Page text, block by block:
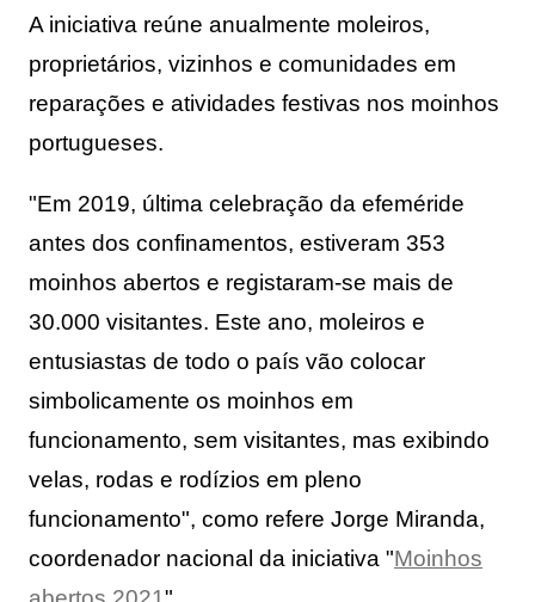
A iniciativa reúne anualmente moleiros,
proprietários, vizinhos e comunidades em
reparações e atividades festivas nos moinhos
portugueses.
"Em 2019, última celebração da efeméride
antes dos confinamentos, estiveram 353
moinhos abertos e registaram-se mais de
30.000 visitantes. Este ano, moleiros e
entusiastas de todo o país vão colocar
simbolicamente os moinhos em
funcionamento, sem visitantes, mas exibindo
velas, rodas e rodízios em pleno
funcionamento", como refere Jorge Miranda,
coordenador nacional da iniciativa "Moinhos